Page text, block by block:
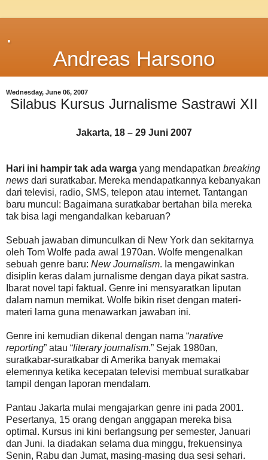
.
Andreas Harsono
Wednesday, June 06, 2007
Silabus Kursus Jurnalisme Sastrawi XII
Jakarta, 18 – 29 Juni 2007
Hari ini hampir tak ada warga yang mendapatkan breaking
news dari suratkabar. Mereka mendapatkannya kebanyakan
dari televisi, radio, SMS, telepon atau internet. Tantangan
baru muncul: Bagaimana suratkabar bertahan bila mereka
tak bisa lagi mengandalkan kebaruan?
Sebuah jawaban dimunculkan di New York dan sekitarnya
oleh Tom Wolfe pada awal 1970an. Wolfe mengenalkan
sebuah genre baru: New Journalism. Ia mengawinkan
disiplin keras dalam jurnalisme dengan daya pikat sastra.
Ibarat novel tapi faktual. Genre ini mensyaratkan liputan
dalam namun memikat. Wolfe bikin riset dengan materi-
materi lama guna menawarkan jawaban ini.
Genre ini kemudian dikenal dengan nama “narative
reporting” atau “literary journalism.” Sejak 1980an,
suratkabar-suratkabar di Amerika banyak memakai
elemennya ketika kecepatan televisi membuat suratkabar
tampil dengan laporan mendalam.
Pantau Jakarta mulai mengajarkan genre ini pada 2001.
Pesertanya, 15 orang dengan anggapan mereka bisa
optimal. Kursus ini kini berlangsung per semester, Januari
dan Juni. Ia diadakan selama dua minggu, frekuensinya
Senin, Rabu dan Jumat, masing-masing dua sesi sehari.